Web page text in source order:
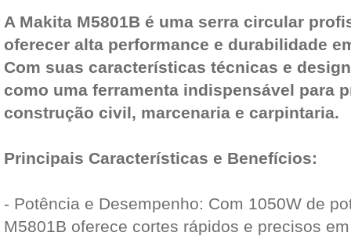
A Makita M5801B é uma serra circular
oferecer alta performance e durabilidade
Com suas características técnicas e
como uma ferramenta indispensável para
construção civil, marcenaria e carpintaria.
Principais Características e Benefícios:
- Potência e Desempenho: Com 1050W de
M5801B oferece cortes rápidos e precisos